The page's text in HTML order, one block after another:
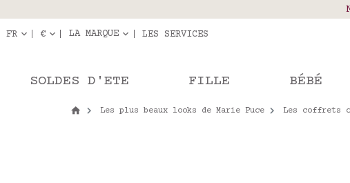
Les
Livraison en relais
FR € LA MARQUE LES SERVICES
SOLDES D'ETE FILLE BÉBÉ
Les plus beaux looks de Marie Puce Les coffrets